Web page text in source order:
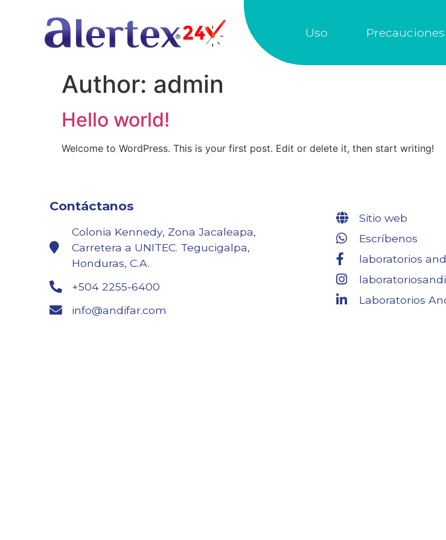
Uso Precauciones
Author: admin
Hello world!
Welcome to WordPress. This is your first post. Edit or delete it, then start writing!
Contáctanos
Colonia Kennedy, Zona Jacaleapa,
Carretera a UNITEC. Tegucigalpa,
Honduras, C.A.
+504 2255-6400
info@andifar.com
Sitio web
Escríbenos
laboratorios
Laboratorios